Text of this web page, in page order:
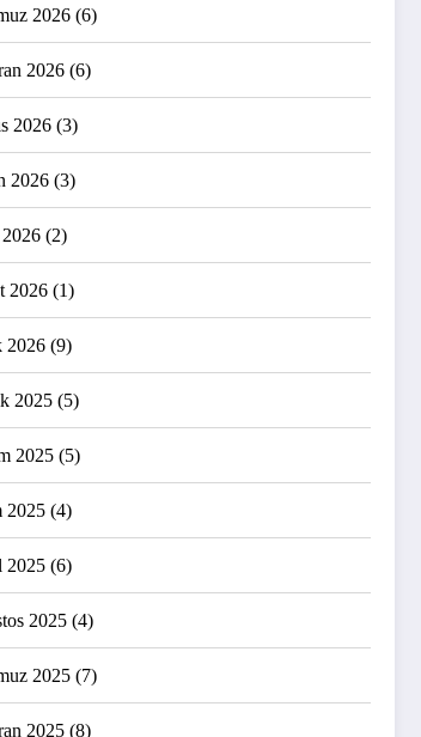
2026 (6)
2026 (6)
2026 (3)
2026 (3)
(2)
2026 (1)
2026 (9)
2025 (5)
2025 (5)
2025 (4)
2025 (6)
2025 (4)
2025 (7)
2025 (8)